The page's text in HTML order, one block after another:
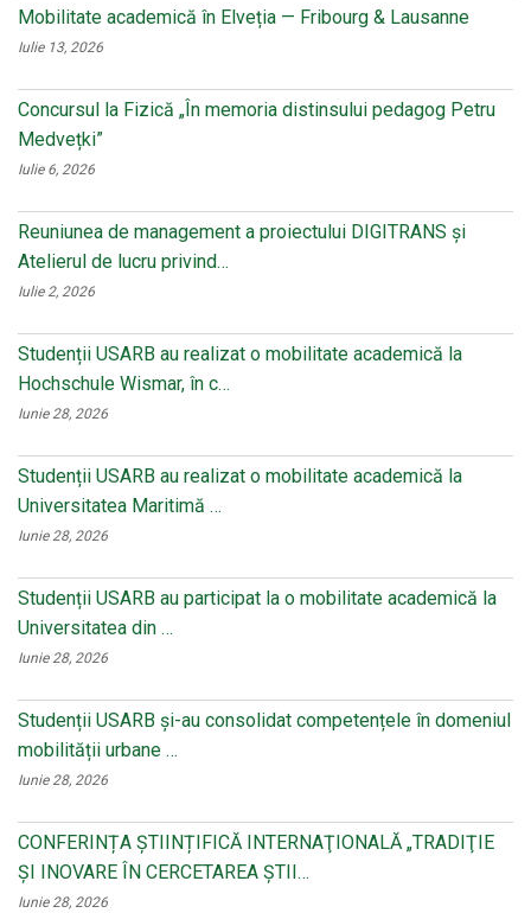
Mobilitate academică în Elveția — Fribourg & Lausanne
Iulie 13, 2026
Concursul la Fizică „În memoria distinsului pedagog Petru
Medvețki”
Iulie 6, 2026
Reuniunea de management a proiectului DIGITRANS și
Atelierul de lucru privind…
Iulie 2, 2026
Studenții USARB au realizat o mobilitate academică la
Hochschule Wismar, în c…
Iunie 28, 2026
Studenții USARB au realizat o mobilitate academică la
Universitatea Maritimă …
Iunie 28, 2026
Studenții USARB au participat la o mobilitate academică la
Universitatea din …
Iunie 28, 2026
Studenții USARB și-au consolidat competențele în domeniul
mobilității urbane …
Iunie 28, 2026
CONFERINȚA ȘTIINȚIFICĂ INTERNAŢIONALĂ „TRADIŢIE
ŞI INOVARE ÎN CERCETAREA ŞTII…
Iunie 28, 2026